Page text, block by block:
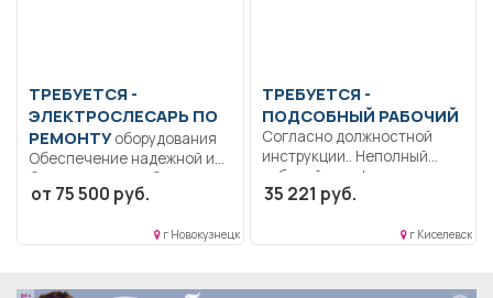
ТРЕБУЕТСЯ -
ЭЛЕКТРОСЛЕСАРЬ ПО
РЕМОНТУоборудования
Обеспечение надежной и
безаварийной работы
обслуживаемого
от 75 500 руб.
г Новокузнецк
ТРЕБУЕТСЯ -
ПОДСОБНЫЙ РАБОЧИЙ
Согласно должностной
инструкции.. Неполный
рабочий день/неполная
рабочая неделя..
35 221 руб.
г Киселевск